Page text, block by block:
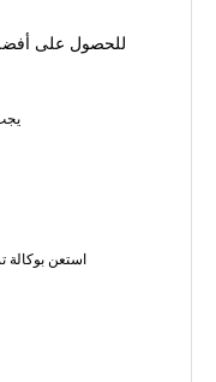
استعن بوكالة